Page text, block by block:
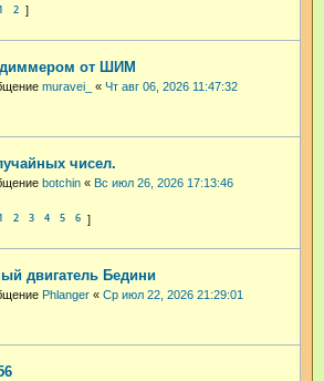
2
диммером от ШИМ
muravei_ « Чт авг 06, 2026 11:47:32
чисел.
botchin « Вс июл 26, 2026 17:13:46
2 3 4 5 6
двигатель Бедини
Phlanger « Ср июл 22, 2026 21:29:01